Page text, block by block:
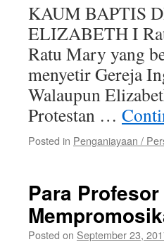
KAUM BAPTIS
ELIZABETH I
Ratu Mary yang
menyetir Gereja
Walaupun
Protestan …
Posted in Penganiayaan /
Para
Posted on September 23,